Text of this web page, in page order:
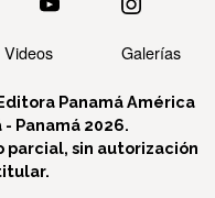
Videos Galerías
Panamá América
- Panamá 2026.
parcial, sin autorización